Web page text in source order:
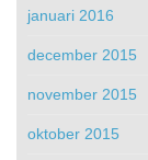
januari 2016
december 2015
november 2015
oktober 2015